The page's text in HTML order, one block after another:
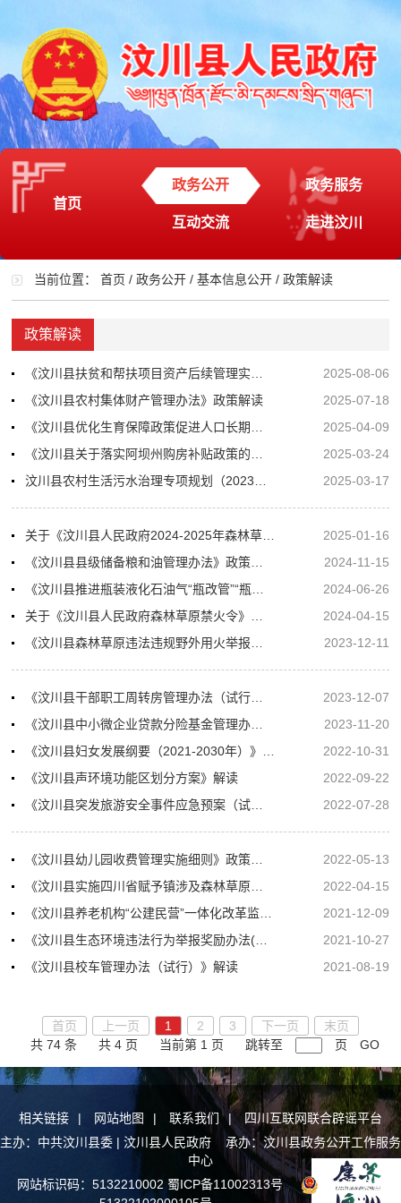
首页
政务公开 政务服务
互动交流 走进汶川
当前位置：首页 /政务公开 /基本信息公开 /政策解读
政策解读
2025-08-06
《汶川县农村集体财产管理办法》政策解读
2025-07-18
2025-04-09
2025-03-24
2025-03-17
2025-01-16
2024-11-15
2024-06-26
2024-04-15
2023-12-11
2023-12-07
2023-11-20
2022-10-31
《汶川县声环境功能区划分方案》解读
2022-09-22
2022-07-28
2022-05-13
2022-04-15
2021-12-09
2021-10-27
《汶川县校车管理办法（试行）》解读
2021-08-19
首页 上一页 1 2 3 下一页
末页
共 74 条
共 4 页 当前第 1 页 跳转至 页 GO
相关链接 | 网站地图 | 联系我们 |
四川互联网联合辟谣平台
主办：中共汶川县委 | 汶川县人民政府 承办：汶川县政务公开工作服务
中心
网站标识码：5132210002蜀ICP备11002313号
川公网安备